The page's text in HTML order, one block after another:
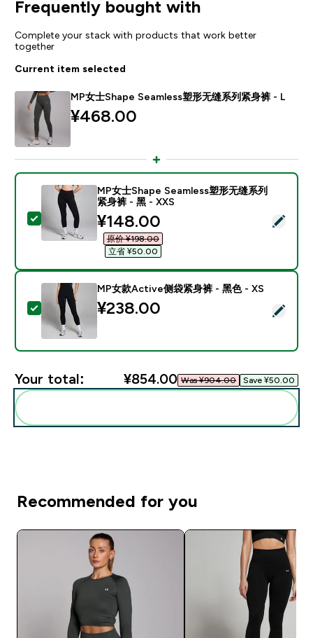
Frequently bought with
Complete your stack with products that work better
together
Current item selected
MP女士Shape Seamless塑形无缝系列紧身裤 - L
¥468.00‎
Select this product - MP女士Shape Seamless塑形无
MP女士Shape Seamless塑形无缝系列
紧身裤 - 黑 - XXS
discounted price
¥148.00‎
原价 ¥198.00‎
立省 ¥50.00‎
Select this product - MP女款Active侧袋紧身裤 - 黑色
MP女款Active侧袋紧身裤 - 黑色 - XS
¥238.00‎
Your total: ¥854.00‎ Was ¥904.00‎ Save ¥50.00‎
Recommended for you